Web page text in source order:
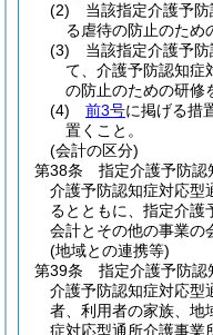
(2)
当該指定介護予
る虐待の防止のため
(3)
当該指定介護予
て、介護予防認知症
の防止のための研修
(4)
前3号に掲げる措
置くこと。
(会計の区分)
第38条
指定介護予防認
介護予防認知症対応型
るとともに、指定介護
会計とその他の事業の
(地域との連携等)
第39条
指定介護予防認
介護予防認知症対応型
者、利用者の家族、地
症対応型通所介護事業